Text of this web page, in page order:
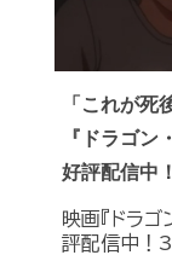
「これが死
『ドラゴ
好評配信中
映画『ドラ
評配信中